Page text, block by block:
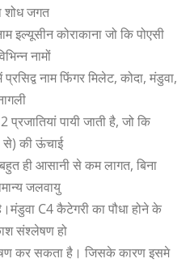
शोध जगत
इल्यूसीन कोराकाना जो कि पोएसी
नामों
नाम फिंगर मिलेट, कोदा, मंडुवा,
पायी जाती है, जो कि
से) की ऊंचाई
ही आसानी से कम लागत, बिना
जलवायु
C4 कैटेगरी का पौधा होने के
संश्लेषण हो
कर सकता है। जिसके कारण इसमे